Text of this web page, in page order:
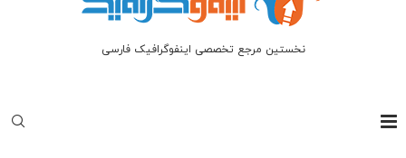
نخستین مرجع تخصصی اینفوگرافیک فارسی